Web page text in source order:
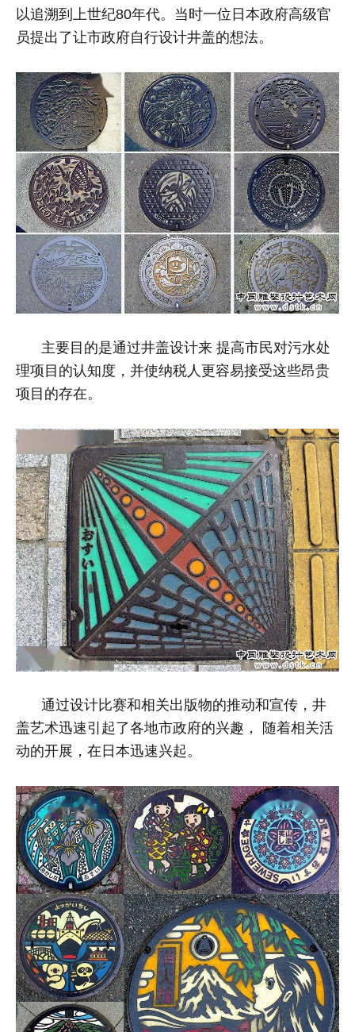
以追溯到上世纪80年代。当时一位日本政府高级官
员提出了让市政府自行设计井盖的想法。
主要目的是通过井盖设计来 提高市民对污水处
理项目的认知度 ，并使纳税人更容易接受这些昂贵
项目的存在。
通过设计比赛和相关出版物的推动和宣传，井
盖艺术迅速引起了各地市政府的兴趣， 随着相关活
动的开展，在日本迅速兴起。